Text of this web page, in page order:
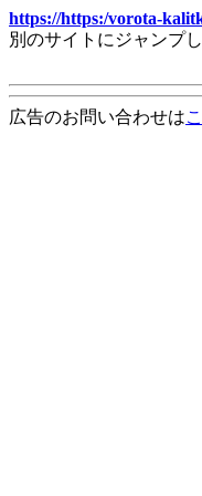
https://https:/vorota-
別のサイトにジャンプ
広告のお問い合わせは